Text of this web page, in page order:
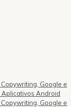
Google e
Aplicativos Android
Google e